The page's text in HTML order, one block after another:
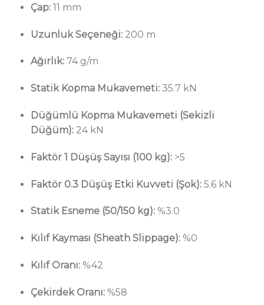
Çap:11 mm
Uzunluk Seçeneği:200 m
Ağırlık:74 g/m
Statik Kopma Mukavemeti:35.7 kN
Düğümlü Kopma Mukavemeti (Sekizli
Düğüm):24 kN
Faktör 1 Düşüş Sayısı (100 kg):>5
Faktör 0.3 Düşüş Etki Kuvveti (Şok):5.6 kN
Statik Esneme (50/150 kg):%3.0
Kılıf Kayması (Sheath Slippage):%0
Kılıf Oranı:%42
Çekirdek Oranı:%58